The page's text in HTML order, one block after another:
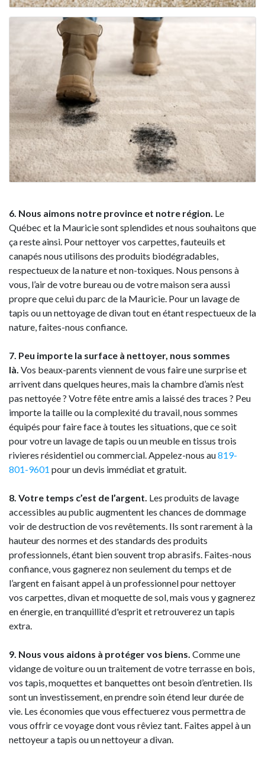
6. Nous aimons notre province et notre région. Le
Québec et la Mauricie sont splendides et nous souhaitons que
ça reste ainsi. Pour nettoyer vos carpettes, fauteuils et
canapés nous utilisons des produits biodégradables,
respectueux de la nature et non-toxiques. Nous pensons à
vous, l’air de votre bureau ou de votre maison sera aussi
propre que celui du parc de la Mauricie. Pour un lavage de
tapis ou un nettoyage de divan tout en étant respectueux de la
nature, faites-nous confiance.
7. Peu importe la surface à nettoyer, nous sommes
là. Vos beaux-parents viennent de vous faire une surprise et
arrivent dans quelques heures, mais la chambre d’amis n’est
pas nettoyée ? Votre fête entre amis a laissé des traces ? Peu
importe la taille ou la complexité du travail, nous sommes
équipés pour faire face à toutes les situations, que ce soit
pour votre un lavage de tapis ou un meuble en tissus trois
rivieres résidentiel ou commercial. Appelez-nous au819-
801-9601 pour un devis immédiat et gratuit.
8. Votre temps c’est de l’argent. Les produits de lavage
accessibles au public augmentent les chances de dommage
voir de destruction de vos revêtements. Ils sont rarement à la
hauteur des normes et des standards des produits
professionnels, étant bien souvent trop abrasifs. Faites-nous
confiance, vous gagnerez non seulement du temps et de
l’argent en faisant appel à un professionnel pour nettoyer
vos carpette​s, divan et moquette de sol, mais vous y gagnerez
en énergie, en tranquillité d'esprit et retrouverez un tapis
extra.
9. Nous vous aidons à protéger vos biens. Comme une
vidange de voiture ou un traitement de votre terrasse en bois,
vos tapis, moquettes et banquettes ont besoin d’entretien. Ils
sont un investissement, en prendre soin étend leur durée de
vie. Les économies que vous effectuerez vous permettra de
vous offrir ce voyage dont vous rêviez tant. Faites appel à un
nettoyeur a tapis ou un nettoyeur a divan.